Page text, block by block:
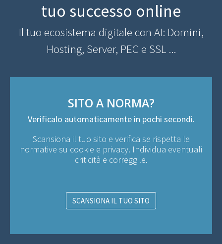
tuo successo online
Il tuo ecosistema digitale con AI: Domini,
Hosting, Server, PEC e SSL ...
SITO A NORMA?
Verificalo automaticamente in pochi secondi.
Scansiona il tuo sito e verifica se rispetta le
normative su cookie e privacy. Individua eventuali
criticità e correggile.
SCANSIONA IL TUO SITO